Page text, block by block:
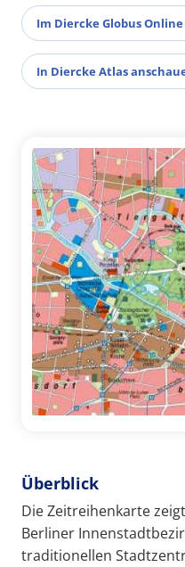
Im Diercke Globus
In Diercke Atlas
Überblick
Die Zeitreihenkarte
Berliner
traditionellen